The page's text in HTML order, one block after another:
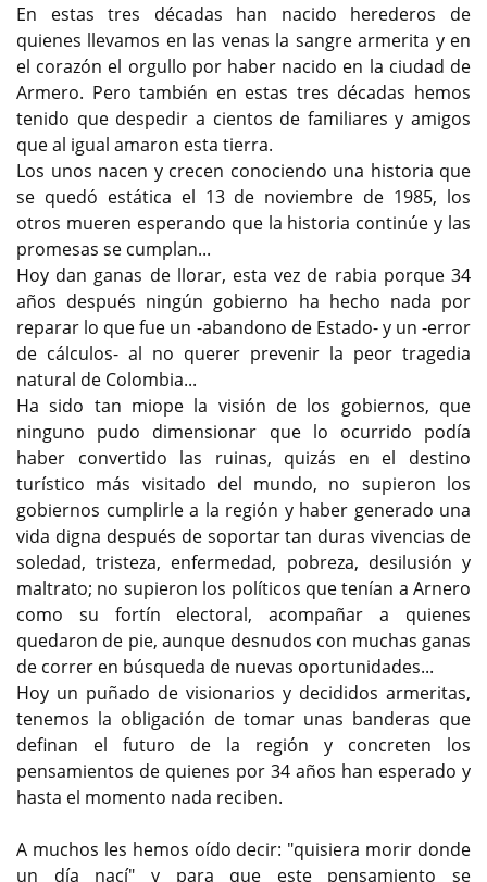
En estas tres décadas han nacido herederos de
quienes llevamos en las venas la sangre armerita y en
el corazón el orgullo por haber nacido en la ciudad de
Armero. Pero también en estas tres décadas hemos
tenido que despedir a cientos de familiares y amigos
que al igual amaron esta tierra.
Los unos nacen y crecen conociendo una historia que
se quedó estática el 13 de noviembre de 1985, los
otros mueren esperando que la historia continúe y las
promesas se cumplan...
Hoy dan ganas de llorar, esta vez de rabia porque 34
años después ningún gobierno ha hecho nada por
reparar lo que fue un -abandono de Estado- y un -error
de cálculos- al no querer prevenir la peor tragedia
natural de Colombia...
Ha sido tan miope la visión de los gobiernos, que
ninguno pudo dimensionar que lo ocurrido podía
haber convertido las ruinas, quizás en el destino
turístico más visitado del mundo, no supieron los
gobiernos cumplirle a la región y haber generado una
vida digna después de soportar tan duras vivencias de
soledad, tristeza, enfermedad, pobreza, desilusión y
maltrato; no supieron los políticos que tenían a Arnero
como su fortín electoral, acompañar a quienes
quedaron de pie, aunque desnudos con muchas ganas
de correr en búsqueda de nuevas oportunidades...
Hoy un puñado de visionarios y decididos armeritas,
tenemos la obligación de tomar unas banderas que
definan el futuro de la región y concreten los
pensamientos de quienes por 34 años han esperado y
hasta el momento nada reciben.
A muchos les hemos oído decir: "quisiera morir donde
un día nací" y para que este pensamiento se